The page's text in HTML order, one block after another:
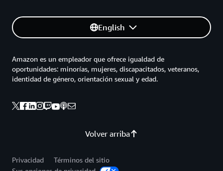
English
Volver arriba
Amazon es un empleador que ofrece igualdad de
oportunidades: minorías, mujeres, discapacitados, veteranos,
identidad de género, orientación sexual y edad.
Privacidad
Términos del sitio